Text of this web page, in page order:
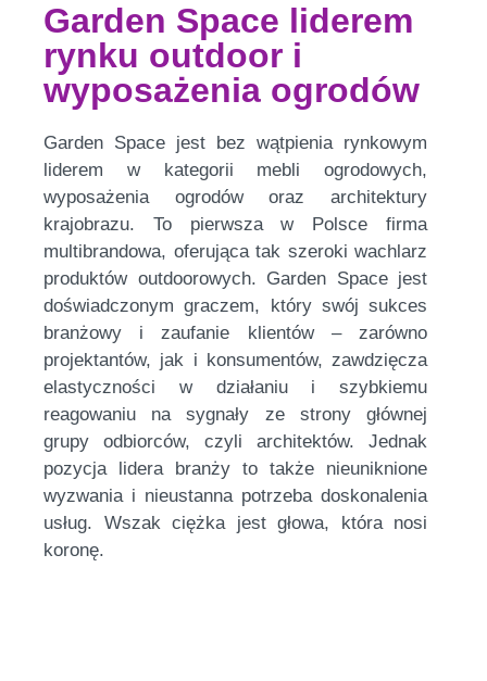
Garden Space liderem
rynku outdoor i
wyposażenia ogrodów
Garden Space jest bez wątpienia rynkowym
liderem w kategorii mebli ogrodowych,
wyposażenia ogrodów oraz architektury
krajobrazu. To pierwsza w Polsce firma
multibrandowa, oferująca tak szeroki wachlarz
produktów outdoorowych. Garden Space jest
doświadczonym graczem, który swój sukces
branżowy i zaufanie klientów – zarówno
projektantów, jak i konsumentów, zawdzięcza
elastyczności w działaniu i szybkiemu
reagowaniu na sygnały ze strony głównej
grupy odbiorców, czyli architektów. Jednak
pozycja lidera branży to także nieuniknione
wyzwania i nieustanna potrzeba doskonalenia
usług. Wszak ciężka jest głowa, która nosi
koronę.